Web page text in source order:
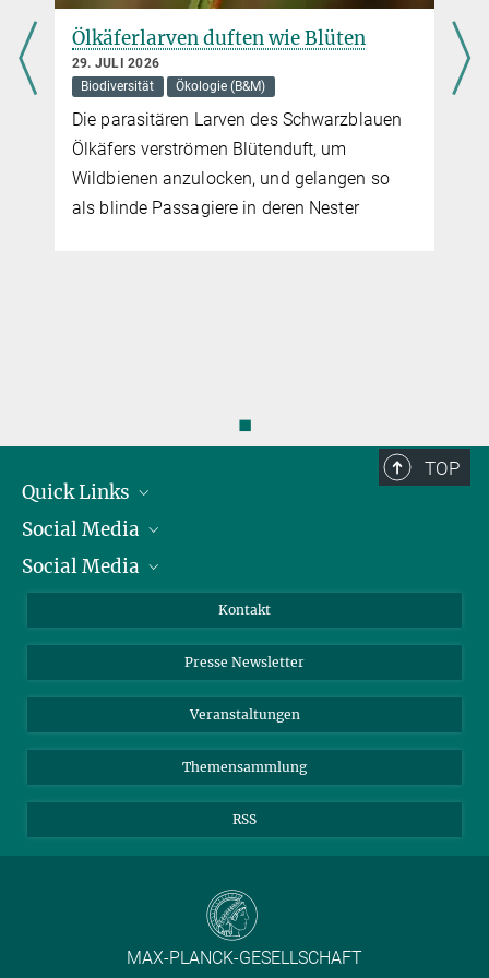
Ölkäferlarven duften wie Blüten
29. JULI 2026
Biodiversität
Ökologie (B&M)
Die parasitären Larven des Schwarzblauen
Ölkäfers verströmen Blütenduft, um
Wildbienen anzulocken, und gelangen so
als blinde Passagiere in deren Nester
◼
TOP
Quick Links
Präsident
Zahlen und Fakten
Meldestelle Fehlverhalten
Social Media
Bluesky
Social Media
YouTube
Kontakt
Presse Newsletter
Veranstaltungen
Themensammlung
RSS
MAX-PLANCK-GESELLSCHAFT